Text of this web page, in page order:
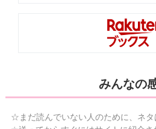
みんなの
☆まだ読んでいない人のために、ネタ